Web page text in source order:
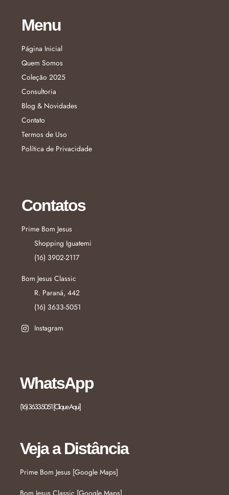
Menu
Página Inicial
Quem Somos
Coleção 2025
Consultoria
Blog & Novidades
Contato
Termos de Uso
Política de Privacidade
Contatos
Prime Bom Jesus
Shopping Iguatemi
(16) 3902-2117
Bom Jesus Classic
R. Paraná, 442
(16) 3633-5051
Instagram
WhatsApp
(16) 3633-5051 [Clique Aqui]
Veja a Distância
Prime Bom Jesus [Google Maps]
Bom Jesus Classic [Google Maps]